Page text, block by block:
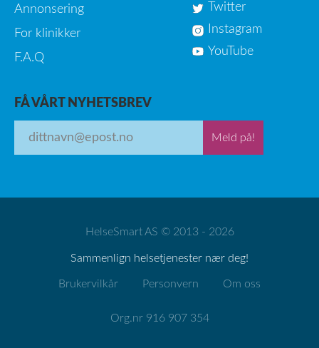
Annonsering
For klinikker
F.A.Q
Twitter
Instagram
YouTube
FÅ VÅRT NYHETSBREV
Meld på!
HelseSmart AS © 2013 - 2026
Sammenlign helsetjenester nær deg!
Brukervilkår Personvern Om oss
Org.nr 916 907 354